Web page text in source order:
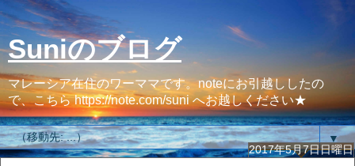
Suniのブログ
マレーシア在住のワーママです。noteにお引越ししたの
で、こちら https://note.com/suni へお越しください★
▼
2017年5月7日日曜日